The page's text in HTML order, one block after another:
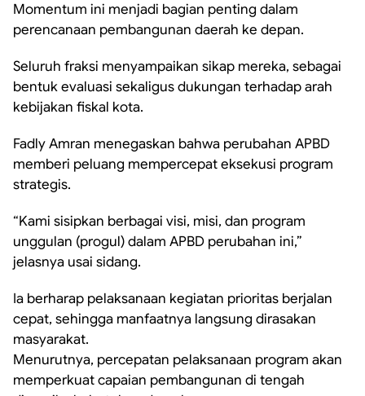
Momentum ini menjadi bagian penting dalam
perencanaan pembangunan daerah ke depan.
Seluruh fraksi menyampaikan sikap mereka, sebagai
bentuk evaluasi sekaligus dukungan terhadap arah
kebijakan fiskal kota.
Fadly Amran menegaskan bahwa perubahan APBD
memberi peluang mempercepat eksekusi program
strategis.
“Kami sisipkan berbagai visi, misi, dan program
unggulan (progul) dalam APBD perubahan ini,”
jelasnya usai sidang.
Ia berharap pelaksanaan kegiatan prioritas berjalan
cepat, sehingga manfaatnya langsung dirasakan
masyarakat.
Menurutnya, percepatan pelaksanaan program akan
memperkuat capaian pembangunan di tengah